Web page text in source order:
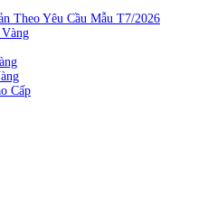
Theo Yêu Cầu Mẫu T7/2026
Cấp